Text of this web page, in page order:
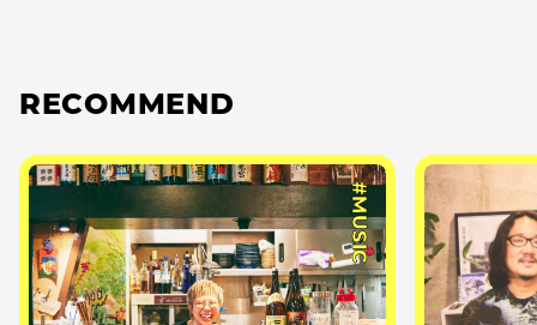
RECOMMEND
#MUSIC